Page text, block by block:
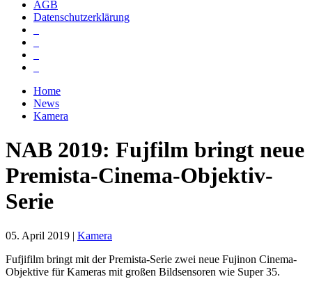
AGB
Datenschutzerklärung
Home
News
Kamera
NAB 2019: Fujfilm bringt neue
Premista-Cinema-Objektiv-
Serie
05. April 2019 | Kamera
Fufjifilm bringt mit der Premista-Serie zwei neue Fujinon Cinema-
Objektive für Kameras mit großen Bildsensoren wie Super 35.